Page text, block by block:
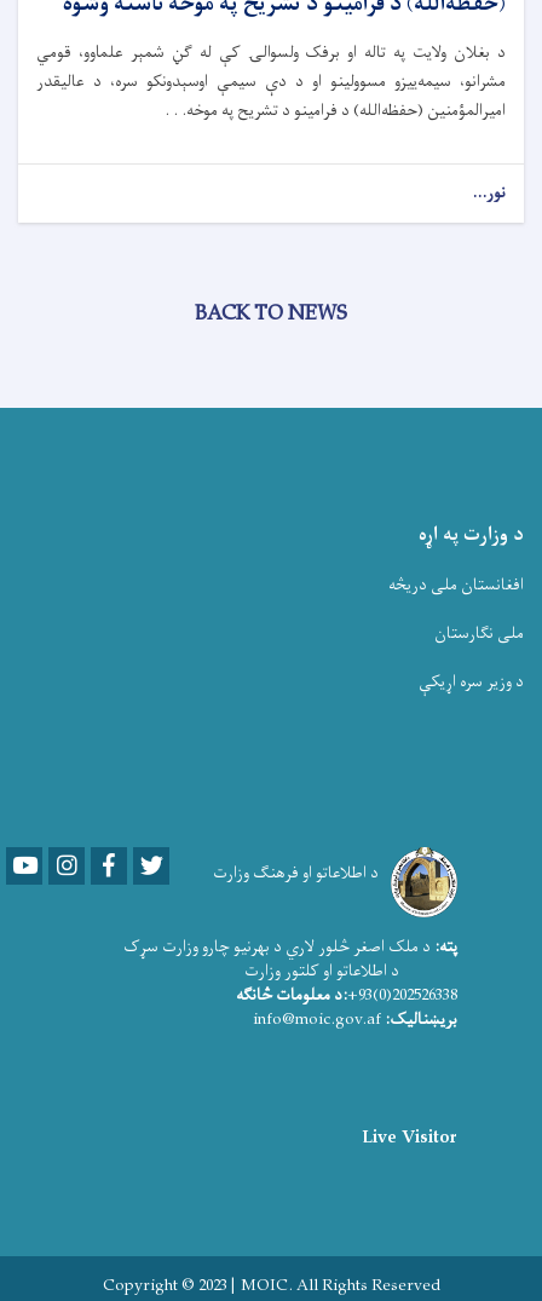
د بغلان ولایت په تاله ا‌و برفک ولسوالۍ کې له ګڼ شمېر علماوو، قومي
مشرانو، سیمه‌ییزو مسوولینو او د دې سیمې اوسېدونکو سره، د عالیقدر
امیرالمؤمنین (حفظه‌الله) د فرامینو د تشریح په موخه. . .
نور...
BACK TO NEWS
د وزارت په اړه
افغانستان ملی دریڅه
ملی نگارستان
د وزیر سره اړیکې
د اطلاعاتو او فرهنګ وزارت YoutubeLinkedInFacebook
پته: د ملک اصغر څلور لاري د بهرنیو چارو وزارت سړک
د اطلاعاتو او کلتور وزارت
202526338(0)93+
:د معلومات څانګه
بریښنالیک: info@moic.gov.af
Live Visitor
Copyright © 2023 | MOIC. All Rights Reserved